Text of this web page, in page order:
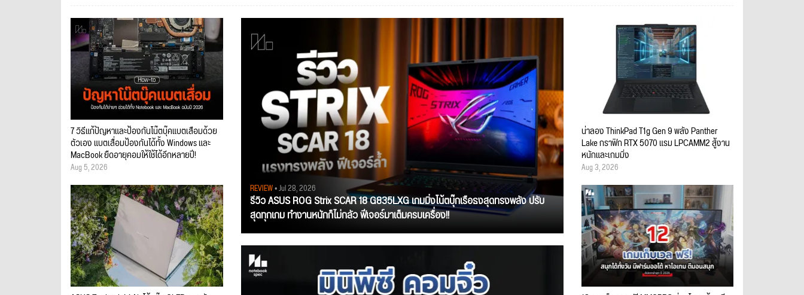
REVIEW• Jul 28, 2026
รีวิว ASUS ROG Strix SCAR 18 G835LXG เกมมิ่งโน้ตบุ๊กเรือธงสุดทรงพลัง ปรับ
สุดทุกเกม ทำงานหนักก็ไม่กลัว ฟีเจอร์มาเต็มครบเครื่อง!!
7 วิธีแก้ปัญหาและป้องกันโน๊ตบุ๊คแบตเสื่อมด้วย
ตัวเอง แบตเสื่อมป้องกันได้ทั้ง Windows และ
MacBook ยืดอายุคอมให้ใช้ได้อีกหลายปี!
Aug 5, 2026
น่าลอง ThinkPad T1g Gen 9 พลัง Panther
Lake กราฟิก RTX 5070 แรม LPCAMM2 สู้งาน
หนักและเกมมิ่ง
Aug 3, 2026